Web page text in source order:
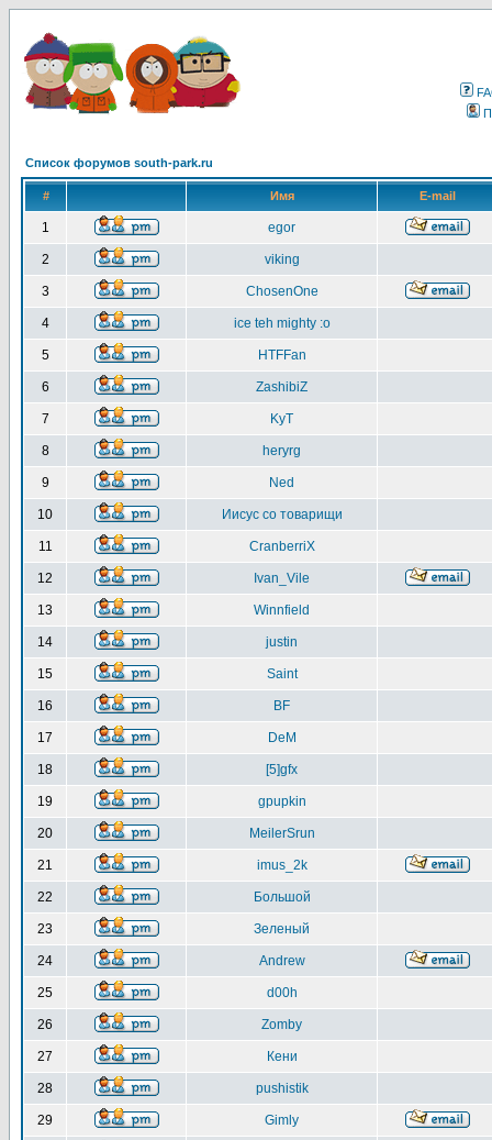
Список форумов south-park.ru
# Имя E-mail
1 egor
2 viking
3 ChosenOne
4 ice teh mighty :o
5 HTFFan
6 ZashibiZ
7 KyT
8 heryrg
9 Ned
10 Иисус со товарищи
11 CranberriX
12 Ivan_Vile
13 Winnfield
14 justin
15 Saint
16 BF
17 DeM
18 [5]gfx
19 gpupkin
20 MeilerSrun
21 imus_2k
22 Большой
23 Зеленый
24 Andrew
25 d00h
26 Zomby
27 Кени
28 pushistik
29 Gimly